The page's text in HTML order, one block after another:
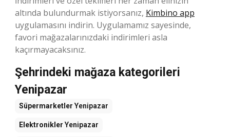
altında bulundurmak istiyorsanız, Kimbino app
uygulamasını indirin. Uygulamamız sayesinde,
favori mağazalarınızdaki indirimleri asla
kaçırmayacaksınız.
Şehrindeki mağaza kategorileri
Yenipazar
SüpermarketlerYenipazar
ElektroniklerYenipazar